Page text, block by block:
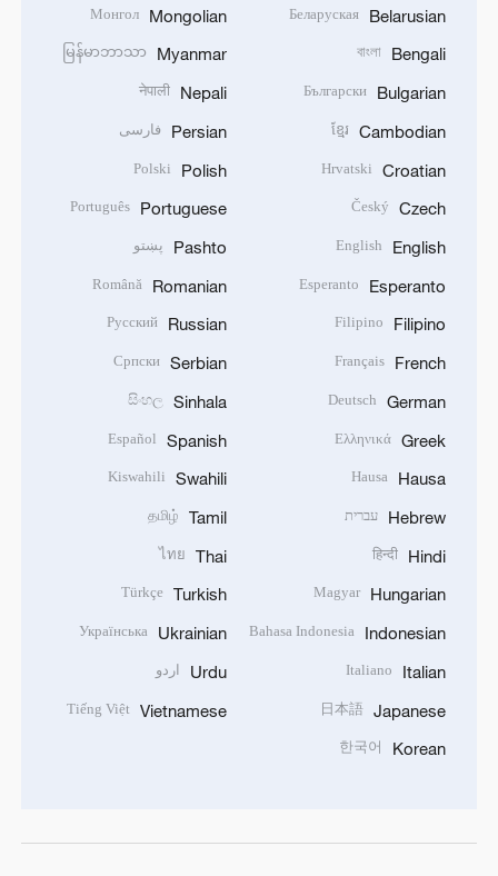
Belarusian
Беларуская
Bengali
বাংলা
Bulgarian
Български
Cambodian
ខ្មែរ
Croatian
Hrvatski
Czech
Český
English
English
Esperanto
Esperanto
Filipino
Filipino
French
Français
German
Deutsch
Greek
Ελληνικά
Hausa
Hausa
Hebrew עברית
Hindi
हिन्दी
Hungarian
Magyar
Indonesian
Bahasa Indonesia
Italian
Italiano
Japanese
日本語
Korean
한국어
Mongolian
Монгол
Myanmar
မြန်မာဘာသာ
Nepali
नेपाली
Persian فارسی
Polish
Polski
Portuguese
Português
Pashto پښتو
Romanian
Română
Russian
Русский
Serbian
Српски
Sinhala
සිංහල
Spanish
Español
Swahili
Kiswahili
Tamil
தமிழ்
Thai
ไทย
Turkish
Türkçe
Ukrainian
Українська
Urdu اردو
Vietnamese
Tiếng Việt